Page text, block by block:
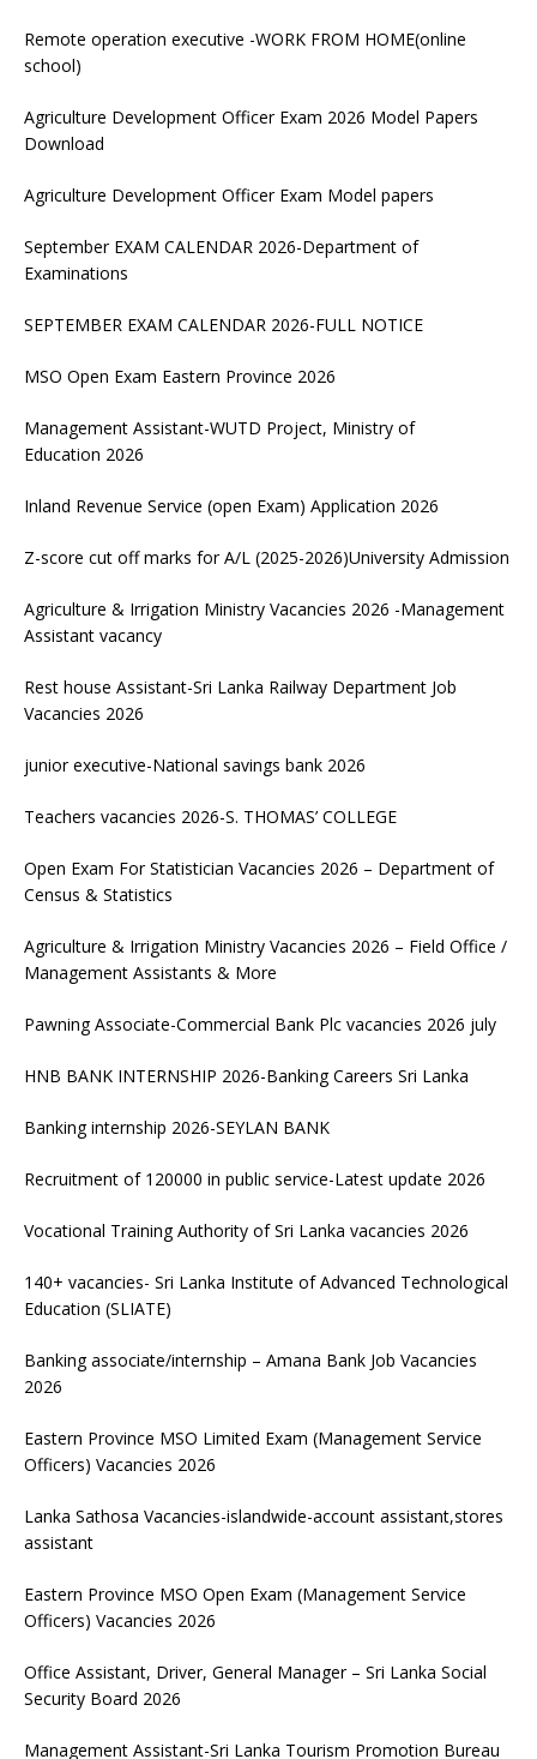
Remote operation executive -WORK FROM HOME(online
school)
Agriculture Development Officer Exam 2026 Model Papers
Download
Agriculture Development Officer Exam Model papers
September EXAM CALENDAR 2026-Department of
Examinations
SEPTEMBER EXAM CALENDAR 2026-FULL NOTICE
MSO Open Exam Eastern Province 2026
Management Assistant-WUTD Project, Ministry of
Education 2026
Inland Revenue Service (open Exam) Application 2026
Z-score cut off marks for A/L (2025-2026)University Admission
Agriculture & Irrigation Ministry Vacancies 2026 -Management
Assistant vacancy
Rest house Assistant-Sri Lanka Railway Department Job
Vacancies 2026
junior executive-National savings bank 2026
Teachers vacancies 2026-S. THOMAS’ COLLEGE
Open Exam For Statistician Vacancies 2026 – Department of
Census & Statistics
Agriculture & Irrigation Ministry Vacancies 2026 – Field Office /
Management Assistants & More
Pawning Associate-Commercial Bank Plc vacancies 2026 july
HNB BANK INTERNSHIP 2026-Banking Careers Sri Lanka
Banking internship 2026-SEYLAN BANK
Recruitment of 120000 in public service-Latest update 2026
Vocational Training Authority of Sri Lanka vacancies 2026
140+ vacancies- Sri Lanka Institute of Advanced Technological
Education (SLIATE)
Banking associate/internship – Amana Bank Job Vacancies
2026
Eastern Province MSO Limited Exam (Management Service
Officers) Vacancies 2026
Lanka Sathosa Vacancies-islandwide-account assistant,stores
assistant
Eastern Province MSO Open Exam (Management Service
Officers) Vacancies 2026
Office Assistant, Driver, General Manager – Sri Lanka Social
Security Board 2026
Management Assistant-Sri Lanka Tourism Promotion Bureau